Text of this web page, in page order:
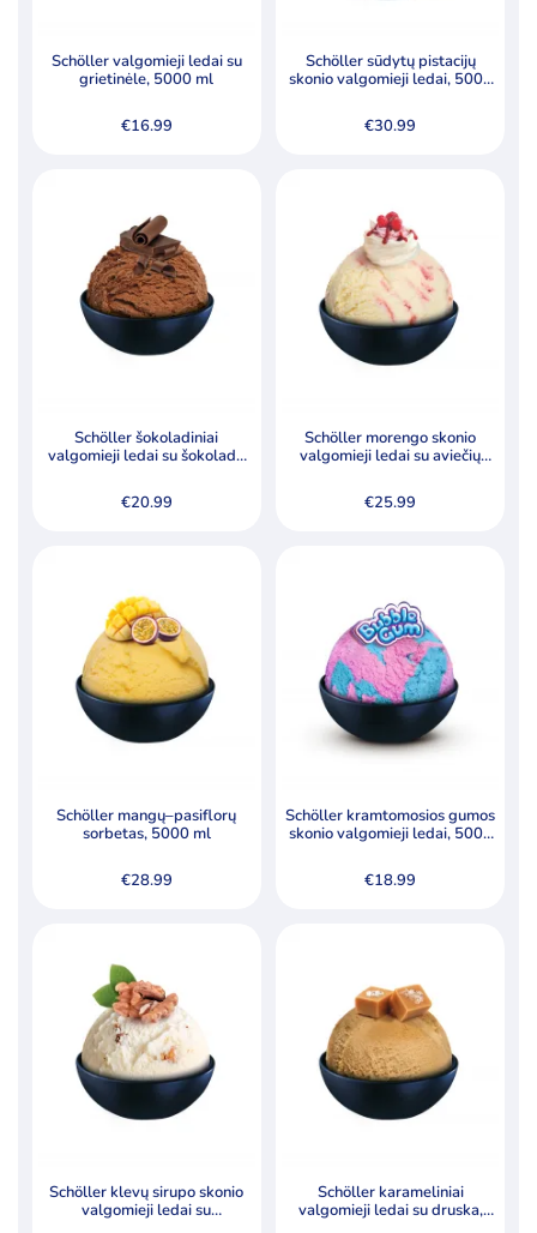
Akcija Naujiena
Schöller valgomieji ledai su
grietinėle, 5000 ml
€16.99
Schöller sūdytų pistacijų
skonio valgomieji ledai, 5000
€30.99
Schöller šokoladiniai
valgomieji ledai su šokolado
€20.99
Schöller morengo skonio
valgomieji ledai su aviečių
gabalėliais (0,7 %), 5000 ml
€25.99
Schöller mangų–pasiflorų
sorbetas, 5000 ml
€28.99
Schöller kramtomosios gumos
skonio valgomieji ledai, 5000
€18.99
Schöller klevų sirupo skonio
valgomieji ledai su
Schöller karameliniai
valgomieji ledai su druska,